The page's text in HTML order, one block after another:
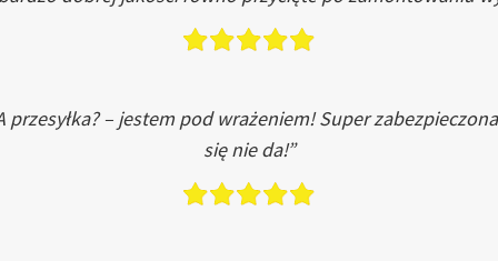
przesyłka? – jestem pod wrażeniem! Super
się nie da!”